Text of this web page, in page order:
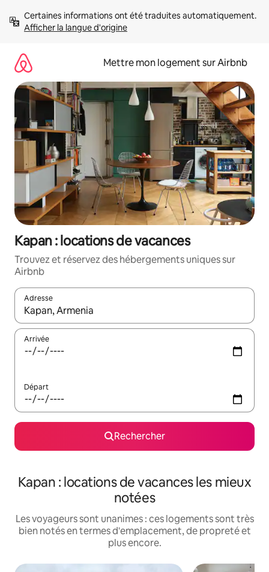
directement
Afficher la langue d'origine
Mettre mon logement sur Airbnb
Kapan : locations de vacances
Trouvez et réservez des hébergements uniques sur
Airbnb
Adresse
Lorsque les résultats s'affichent, utilisez les flèches vers le
Arrivée
Départ
Rechercher
Kapan : locations de vacances les mieux
notées
Les voyageurs sont unanimes : ces logements sont très
bien notés en termes d'emplacement, de propreté et
plus encore.